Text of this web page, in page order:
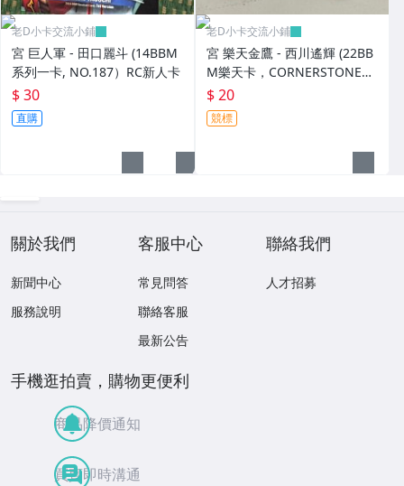
老D小卡交流小鋪
宮 巨人軍 - 田口麗斗 (14BBM
系列一卡, NO.187）RC新人卡
$ 30
直購
老D小卡交流小鋪
宮 樂天金鷹 - 西川遙輝 (22BB
M樂天卡，CORNERSTONES
特卡，NO.CS8)
$ 20
競標
關於我們
新聞中心
服務說明
客服中心
常見問答
聯絡客服
最新公告
聯絡我們
人才招募
手機逛拍賣，購物更便利
商品降價通知
買賣即時溝通